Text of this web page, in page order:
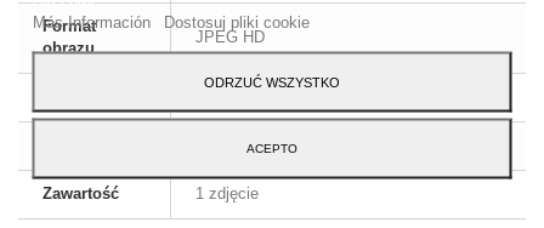
Format
obrazu
JPEG HD
Angielski i francuski
Zawartość 1 zdjęcie
Más Información
Dostosuj pliki cookie
ODRZUĆ WSZYSTKO
ACEPTO